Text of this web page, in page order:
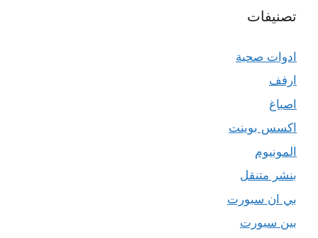
تصنيفات
ادوات صحية
ارفف
اصباغ
اكسس بوينت
المونيوم
بنشر متنقل
بي ان سبورت
بين سبورت